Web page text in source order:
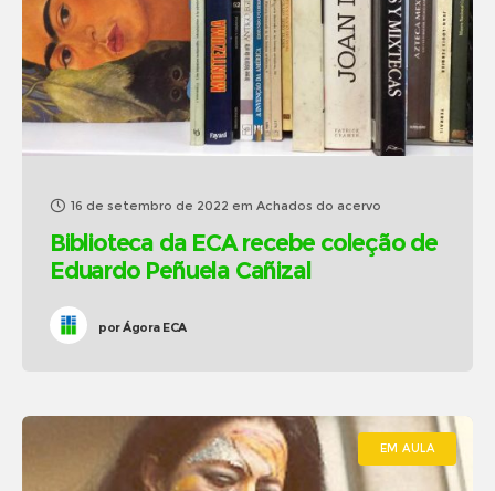
16 de setembro de 2022 em Achados do acervo
Biblioteca da ECA recebe coleção de
Eduardo Peñuela Cañizal
porÁgora ECA
EM AULA